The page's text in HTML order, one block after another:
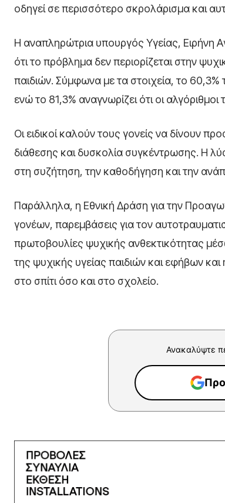
οδηγεί σε περισσότερο σκρολάρισμα και
Η αναπληρώτρια υπουργός Υγείας, Ειρήνη
ότι το πρόβλημα δεν περιορίζεται στην
παιδιών. Σύμφωνα με τα στοιχεία, το
ενώ το 81,3% αναγνωρίζει ότι οι
Οι ειδικοί καλούν τους γονείς να δίνουν
διάθεσης και δυσκολία συγκέντρωσης. Η
στη συζήτηση, την καθοδήγηση και την
Παράλληλα, η Εθνική Δράση για την
γονέων, παρεμβάσεις για τον
πρωτοβουλίες ψυχικής ανθεκτικότητας
της ψυχικής υγείας παιδιών και εφήβων
στο σπίτι όσο και στο σχολείο.
Ανακαλύψτε